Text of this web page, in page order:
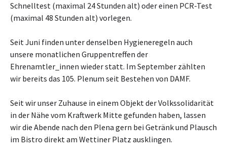
Schnelltest (maximal 24 Stunden alt) oder einen PCR-Test
(maximal 48 Stunden alt) vorlegen.
Seit Juni finden unter denselben Hygieneregeln auch
unsere monatlichen Gruppentreffen der
Ehrenamtler_innen wieder statt. Im September zählten
wir bereits das 105. Plenum seit Bestehen von DAMF.
Seit wir unser Zuhause in einem Objekt der Volkssolidarität
in der Nähe vom Kraftwerk Mitte gefunden haben, lassen
wir die Abende nach den Plena gern bei Getränk und Plausch
im Bistro direkt am Wettiner Platz ausklingen.